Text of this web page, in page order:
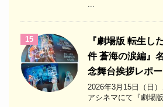
...
15
『劇場版 転生し
件 蒼海の涙編』
念舞台挨拶レポー
2026年3月15日（日
アシネマにて『劇場